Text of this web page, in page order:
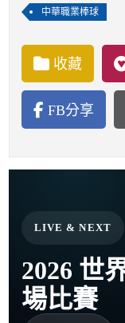
中華職業棒球
收藏
FB分享
LIVE & NEXT
2026 世
場比賽